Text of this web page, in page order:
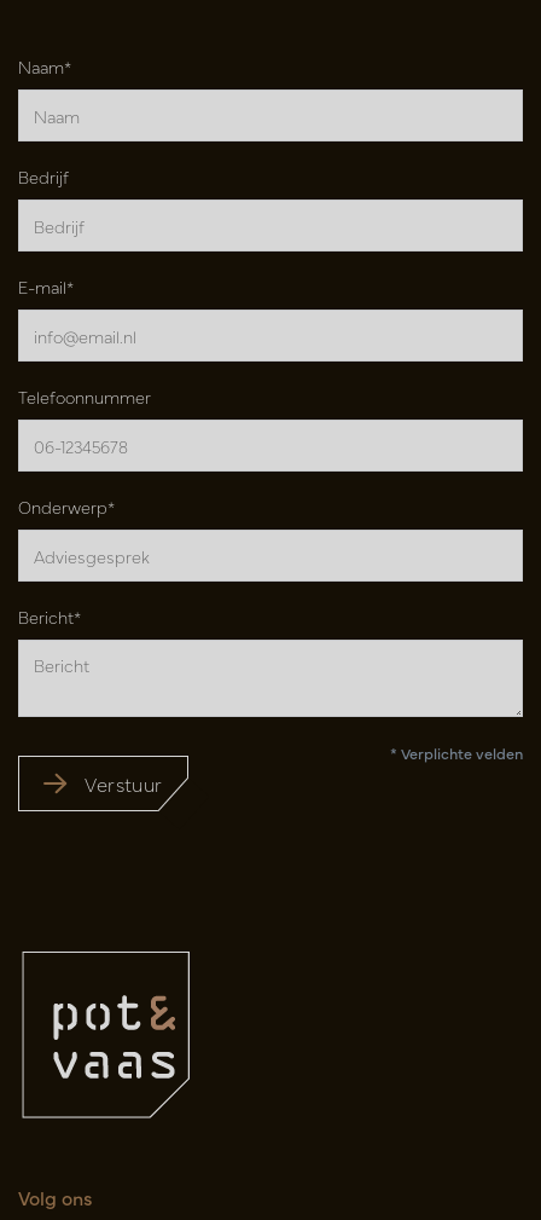
Naam*
Bedrijf
E-mail*
Telefoonnummer
Onderwerp*
Bericht*
Verstuur
* Verplichte velden
Volg ons